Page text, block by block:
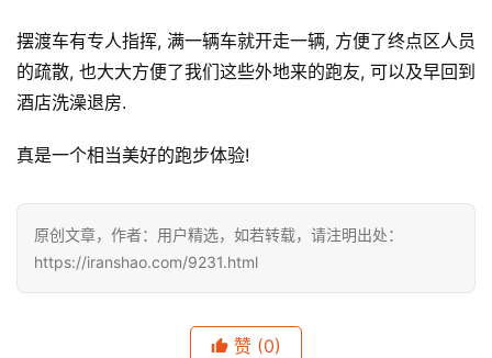
摆渡车有专人指挥, 满一辆车就开走一辆, 方便了终点区人员
的疏散, 也大大方便了我们这些外地来的跑友, 可以及早回到
酒店洗澡退房.
真是一个相当美好的跑步体验!
原创文章，作者：用户精选，如若转载，请注明出处：
https://iranshao.com/9231.html
赞 (0)